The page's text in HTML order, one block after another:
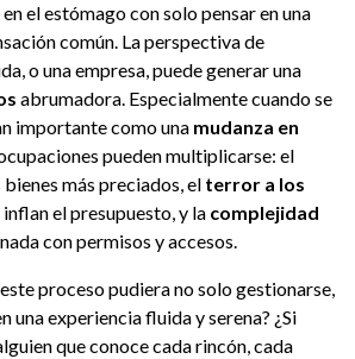
en el estómago con solo pensar en una
común. La perspectiva de
o una empresa, puede generar una
abrumadora. Especialmente cuando se
importante como una mudanza en
pueden multiplicarse: el
bienes más preciados, el terror a los
inflan el presupuesto, y la complejidad
con permisos y accesos.
proceso pudiera no solo gestionarse,
una experiencia fluida y serena? ¿Si
que conoce cada rincón, cada